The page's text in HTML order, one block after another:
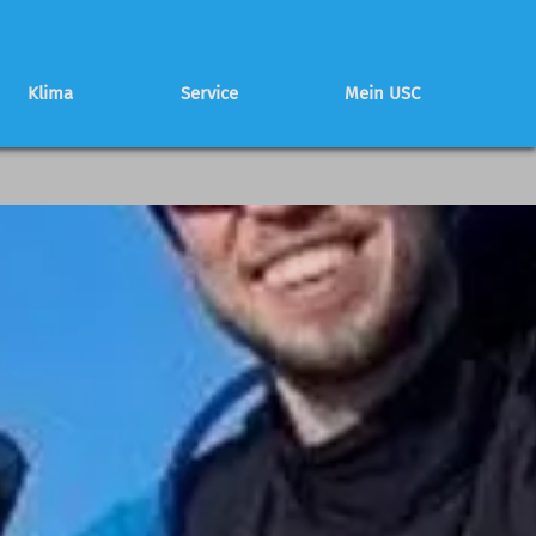
Schwierigkeitsbewertung Programmheft
Partnerhütte Programmheft
Klima Service
Mitglied werden
Mein USC